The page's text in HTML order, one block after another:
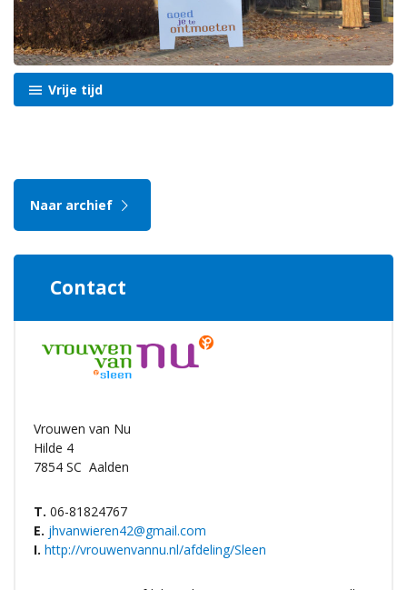
Vrije tijd
Naar archief
Contact
Vrouwen van Nu
Hilde 4
7854 SC Aalden
T. 06-81824767
E. jhvanwieren42@gmail.com
I. http://vrouwenvannu.nl/afdeling/Sleen